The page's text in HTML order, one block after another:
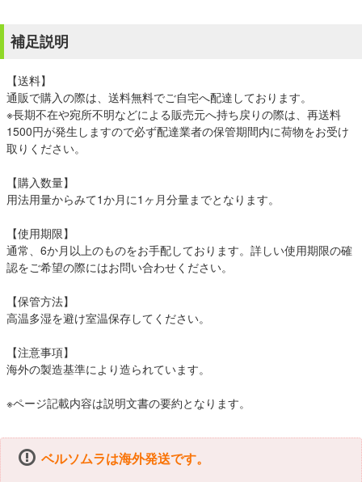
補足説明
【送料】
通販で購入の際は、送料無料でご自宅へ配達しております。
※長期不在や宛所不明などによる販売元へ持ち戻りの際は、再送料
1500円が発生しますので必ず配達業者の保管期間内に荷物をお受け
取りください。
【購入数量】
用法用量からみて1か月に1ヶ月分量までとなります。
【使用期限】
通常、6か月以上のものをお手配しております。詳しい使用期限の確
認をご希望の際にはお問い合わせください。
【保管方法】
高温多湿を避け室温保存してください。
【注意事項】
海外の製造基準により造られています。
※ページ記載内容は説明文書の要約となります。
ベルソムラは海外発送です。